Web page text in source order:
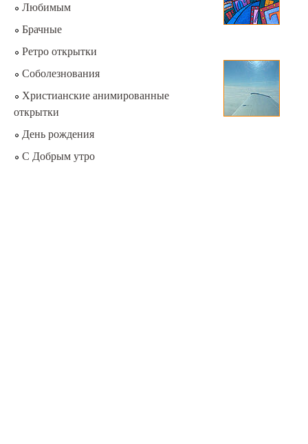
Любимым
Брачные
Ретро открытки
Соболезнования
Христианские анимированные
открытки
День рождения
С Добрым утро